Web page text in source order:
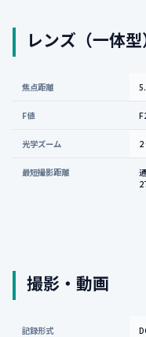
レンズ（一体型
焦点距離
F値
光学ズーム 2
最短撮影距離
撮影・動画
記録形式